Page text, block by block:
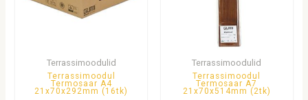
Terrassimoodulid
Terrassimoodul
Termosaar A4
21x70x292mm (16tk)
Terrassimoodulid
Terrassimoodul
Termosaar A7
21x70x514mm (2tk)